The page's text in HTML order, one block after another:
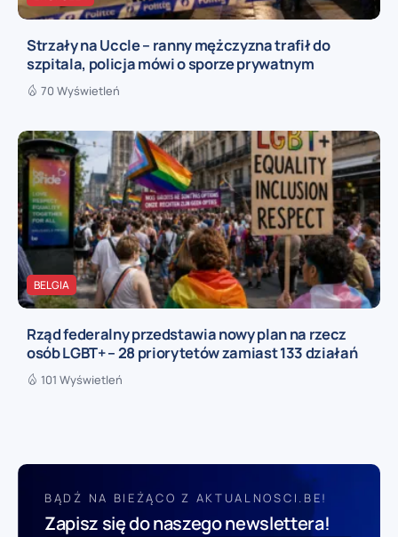
Strzały na Uccle – ranny mężczyzna trafił do
szpitala, policja mówi o sporze prywatnym
70 Wyświetleń
BELGIA
Rząd federalny przedstawia nowy plan na rzecz
osób LGBT+ – 28 priorytetów zamiast 133 działań
101 Wyświetleń
BĄDŹ NA BIEŻĄCO Z AKTUALNOSCI.BE!
Zapisz się do naszego newslettera!